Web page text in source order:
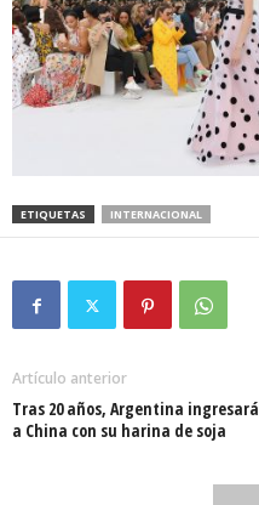
ETIQUETAS INTERNACIONAL
Artículo anterior
Tras 20 años, Argentina ingresará
a China con su harina de soja